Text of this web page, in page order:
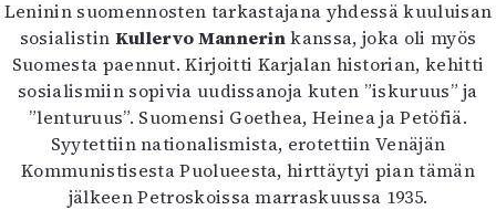
Leninin suomennosten tarkastajana yhdessä kuuluisan
sosialistin Kullervo Mannerinkanssa, joka oli myös
Suomesta paennut. Kirjoitti Karjalan historian, kehitti
sosialismiin sopivia uudissanoja kuten ”iskuruus” ja
”lenturuus”. Suomensi Goethea, Heinea ja Petöfiä.
Syytettiin nationalismista, erotettiin Venäjän
Kommunistisesta Puolueesta, hirttäytyi pian tämän
jälkeen Petroskoissa marraskuussa 1935.